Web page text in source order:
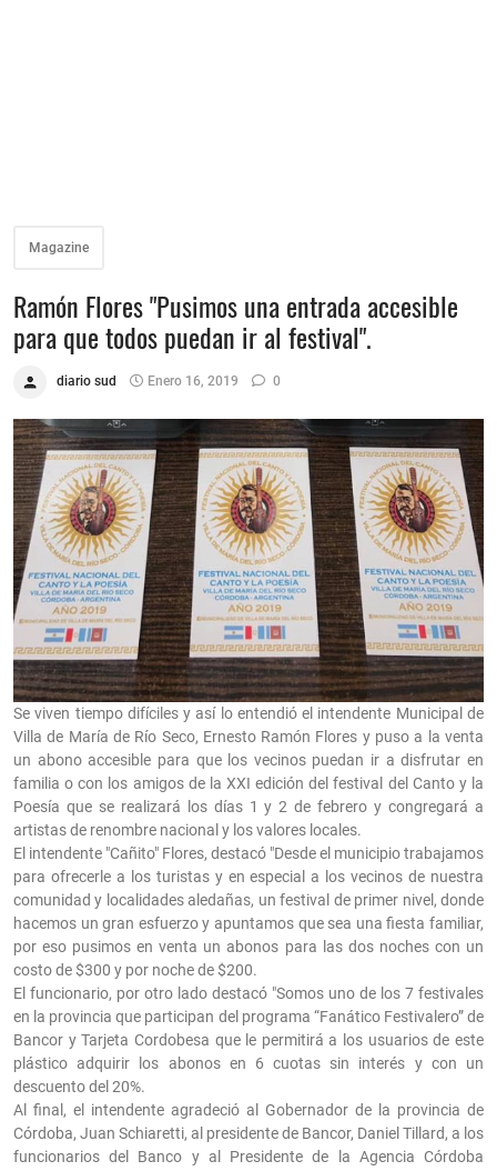
Magazine
Ramón Flores "Pusimos una entrada accesible
para que todos puedan ir al festival".
diario sud Enero 16, 2019 0
Se viven tiempo difíciles y así lo entendió el intendente Municipal de
Villa de María de Río Seco, Ernesto Ramón Flores y puso a la venta
un abono accesible para que los vecinos puedan ir a disfrutar en
familia o con los amigos de la XXI edición del festival del Canto y la
Poesía que se realizará los días 1 y 2 de febrero y congregará a
artistas de renombre nacional y los valores locales.
El intendente "Cañito" Flores, destacó "Desde el municipio trabajamos
para ofrecerle a los turistas y en especial a los vecinos de nuestra
comunidad y localidades aledañas, un festival de primer nivel, donde
hacemos un gran esfuerzo y apuntamos que sea una fiesta familiar,
por eso pusimos en venta un abonos para las dos noches con un
costo de $300 y por noche de $200.
El funcionario, por otro lado destacó "Somos uno de los 7 festivales
en la provincia que participan del programa “Fanático Festivalero” de
Bancor y Tarjeta Cordobesa que le permitirá a los usuarios de este
plástico adquirir los abonos en 6 cuotas sin interés y con un
descuento del 20%.
Al final, el intendente agradeció al Gobernador de la provincia de
Córdoba, Juan Schiaretti, al presidente de Bancor, Daniel Tillard, a los
funcionarios del Banco y al Presidente de la Agencia Córdoba